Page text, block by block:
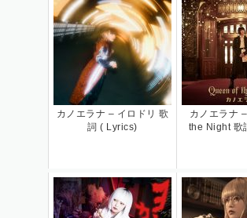
カノエラナ – イロドリ 歌
詞 ( Lyrics)
カノエラナ
the Night 歌